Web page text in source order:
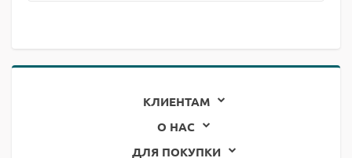
КЛИЕНТАМ
О НАС
ДЛЯ ПОКУПКИ